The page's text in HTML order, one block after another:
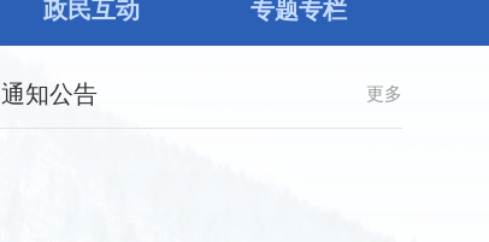
政民互动 专题专栏
通知公告 更多